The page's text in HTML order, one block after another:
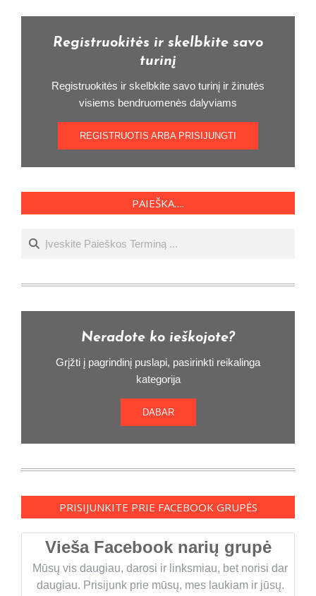
Registruokitės ir skelbkite savo
turinį
Registruokitės ir skelbkite savo turinį ir žinutės
visiems bendruomenės dalyviams
REGISTRUOTIS ARBA PRISIJUNGTI
PAIEŠKA….
Ieškoti
Neradote ko ieškojote?
Grįžti į pagrindinį puslapi, pasirinkti reikalinga
kategorija
DABAR
PRISIJUNKITE PRIE FACEBOOK GRUPĖS
Vieša Facebook narių grupė
Mūsų vis daugiau, darosi ir linksmiau, bet norisi dar
daugiau. Prisijunk prie mūsų, mes laukiam ir jūsų.